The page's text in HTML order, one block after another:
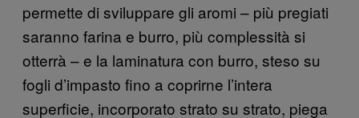
permette di sviluppare gli aromi – più pregiati
saranno farina e burro, più complessità si
otterrà – e la laminatura con burro, steso su
fogli d’impasto fino a coprirne l’intera
superficie, incorporato strato su strato, piega